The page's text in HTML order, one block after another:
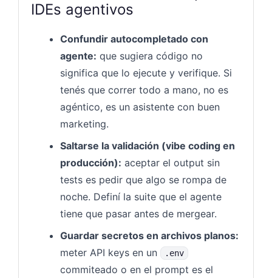
IDEs agentivos
Confundir autocompletado con
agente: que sugiera código no
significa que lo ejecute y verifique. Si
tenés que correr todo a mano, no es
agéntico, es un asistente con buen
marketing.
Saltarse la validación (vibe coding en
producción): aceptar el output sin
tests es pedir que algo se rompa de
noche. Definí la suite que el agente
tiene que pasar antes de mergear.
Guardar secretos en archivos planos:
meter API keys en un
.env
commiteado o en el prompt es el